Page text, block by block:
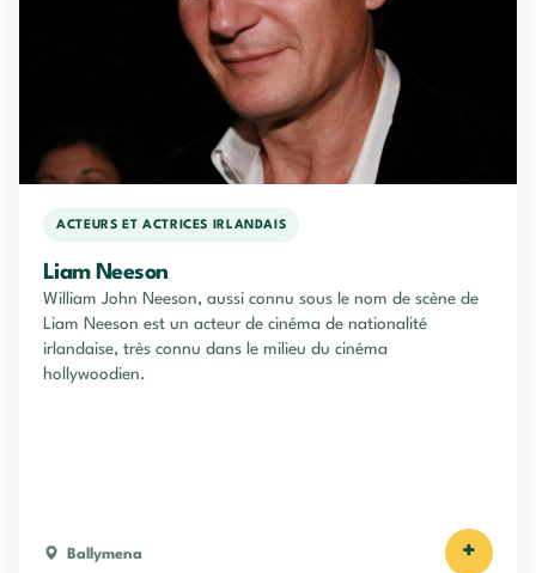
ACTEURS ET ACTRICES IRLANDAIS
Liam Neeson
William John Neeson, aussi connu sous le nom de scène de
Liam Neeson est un acteur de cinéma de nationalité
irlandaise, très connu dans le milieu du cinéma
hollywoodien.
Ballymena +